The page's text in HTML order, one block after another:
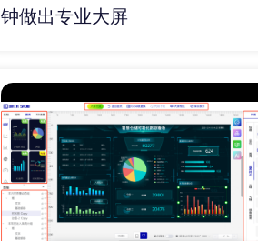
钟做出专业大屏